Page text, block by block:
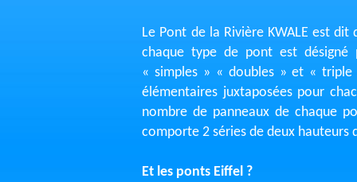
Le Pont de la Rivière KWALE est
chaque type de pont est
« simples » « doubles » et «
élémentaires juxtaposées pour
nombre de panneaux de chaque
comporte 2 séries de deux hauteurs
Et les ponts Eiffel ?